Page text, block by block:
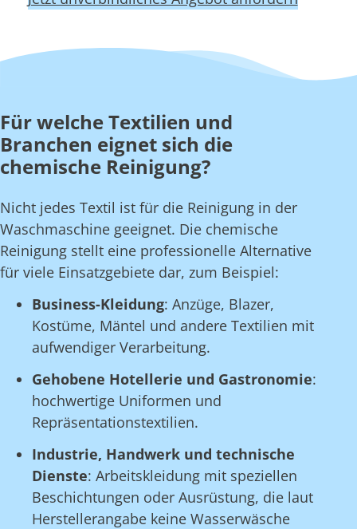
Für welche Textilien und
Branchen eignet sich die
chemische Reinigung?
Nicht jedes Textil ist für die Reinigung in der
Waschmaschine geeignet. Die chemische
Reinigung stellt eine professionelle Alternative
für viele Einsatzgebiete dar, zum Beispiel:
Business-Kleidung: Anzüge, Blazer,
Kostüme, Mäntel und andere Textilien mit
aufwendiger Verarbeitung.
Gehobene Hotellerie und Gastronomie:
hochwertige Uniformen und
Repräsentationstextilien.
Industrie, Handwerk und technische
Dienste: Arbeitskleidung mit speziellen
Beschichtungen oder Ausrüstung, die laut
Herstellerangabe keine Wasserwäsche